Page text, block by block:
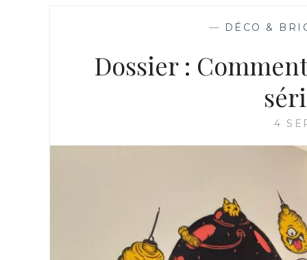
— DÉCO &
Dossier :
4